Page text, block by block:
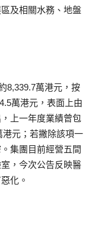
及相關水務、地盤
8,339.7萬港元，按
萬港元，表面上由
上一年度業績曾包
元；若撇除該項一
集團目前經營五間
，今次公告反映醫
化。